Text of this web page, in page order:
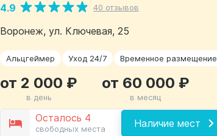
4.9 40 отзывов
Воронеж, ул. Ключевая, 25
Альцгеймер Уход 24/7 Временное размещение
Осталось 4
свободных места Наличие мест
от 2 000 ₽
в день
от 60 000 ₽
в месяц